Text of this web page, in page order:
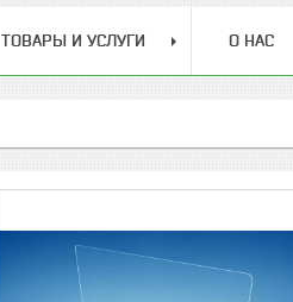
ТОВАРЫ И УСЛУГИ О НАС